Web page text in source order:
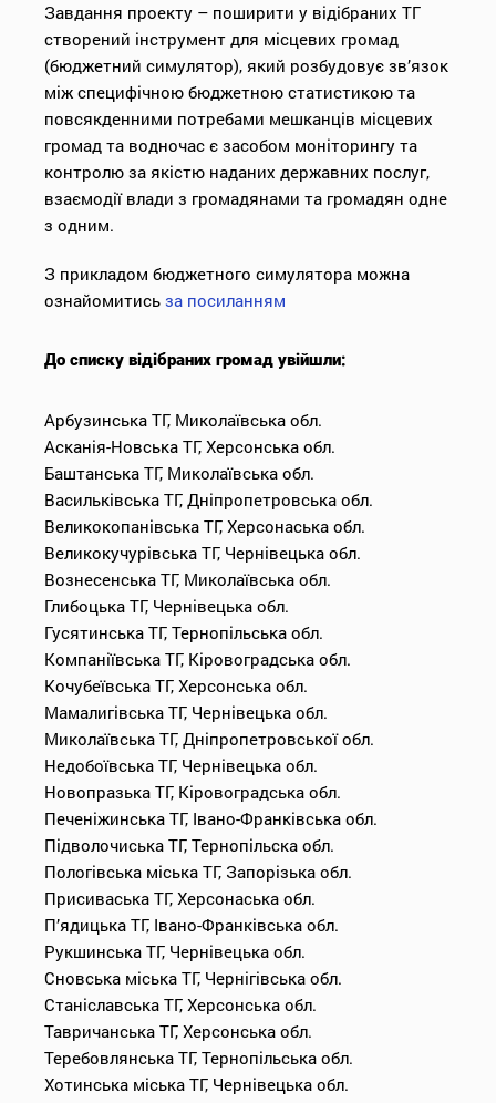
Завдання проекту – поширити у відібраних ТГ
створений інструмент для місцевих громад
(бюджетний симулятор), який розбудовує зв’язок
між специфічною бюджетною статистикою та
повсякденними потребами мешканців місцевих
громад та водночас є засобом моніторингу та
контролю за якістю наданих державних послуг,
взаємодії влади з громадянами та громадян одне
з одним.
З прикладом бюджетного симулятора можна
ознайомитись за посиланням
До списку відібраних громад увійшли:
Арбузинська ТГ, Миколаївська обл.
Асканія-Новська ТГ, Херсонська обл.
Баштанська ТГ, Миколаївська обл.
Васильківська ТГ, Дніпропетровська обл.
Великокопанівська ТГ, Херсонаська обл.
Великокучурівська ТГ, Чернівецька обл.
Вознесенська ТГ, Миколаївська обл.
Глибоцька ТГ, Чернівецька обл.
Гусятинська ТГ, Тернопільська обл.
Компаніївська ТГ, Кіровоградська обл.
Кочубеївська ТГ, Херсонська обл.
Мамалигівська ТГ, Чернівецька обл.
Миколаївська ТГ, Дніпропетровської обл.
Недобоївська ТГ, Чернівецька обл.
Новопразька ТГ, Кіровоградська обл.
Печеніжинська ТГ, Івано-Франківська обл.
Підволочиська ТГ, Тернопільска обл.
Пологівська міська ТГ, Запорізька обл.
Присиваська ТГ, Херсонаська обл.
П’ядицька ТГ, Івано-Франківська обл.
Рукшинська ТГ, Чернівецька обл.
Сновська міська ТГ, Чернігівська обл.
Станіславська ТГ, Херсонська обл.
Тавричанська ТГ, Херсонська обл.
Теребовлянська ТГ, Тернопільська обл.
Хотинська міська ТГ, Чернівецька обл.